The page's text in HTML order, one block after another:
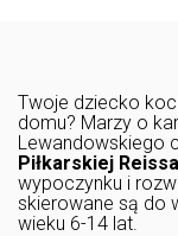
Twoje dziecko
domu? Marzy o
Lewandowskiego
Piłkarskiej Reissa
wypoczynku i
skierowane są do
wieku 6-14 lat.